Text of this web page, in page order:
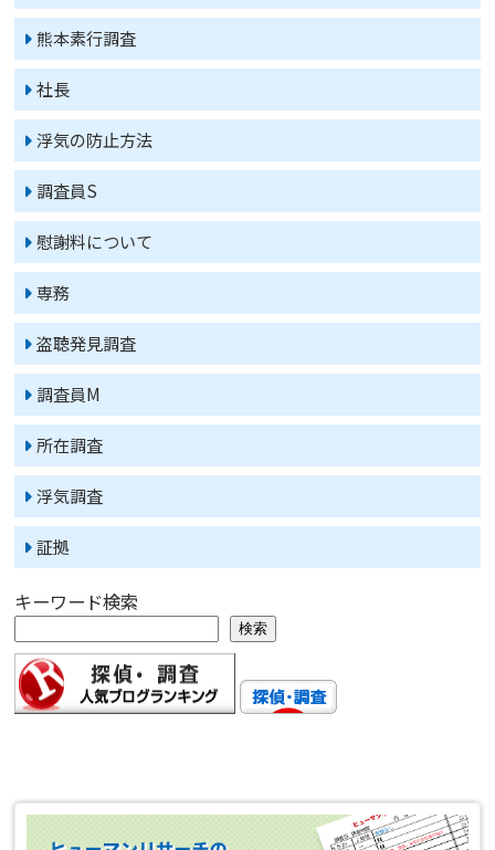
熊本素行調査
社長
浮気の防止方法
調査員S
慰謝料について
専務
盗聴発見調査
調査員M
所在調査
浮気調査
証拠
キーワード検索
検索